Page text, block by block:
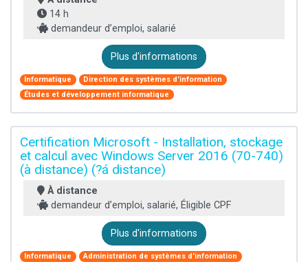
14 h
demandeur d’emploi, salarié
Plus d'informations
Informatique
Direction des systèmes d'information
Études et développement informatique
Certification Microsoft - Installation, stockage
et calcul avec Windows Server 2016 (70-740)
(à distance) (?á distance)
À distance
demandeur d’emploi, salarié, Éligible CPF
Plus d'informations
Informatique
Administration de systèmes d'information